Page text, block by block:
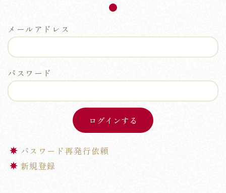
メールアドレス
パスワード
パスワード再発行依頼
新規登録